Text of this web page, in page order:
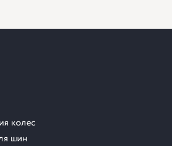
колес
шин